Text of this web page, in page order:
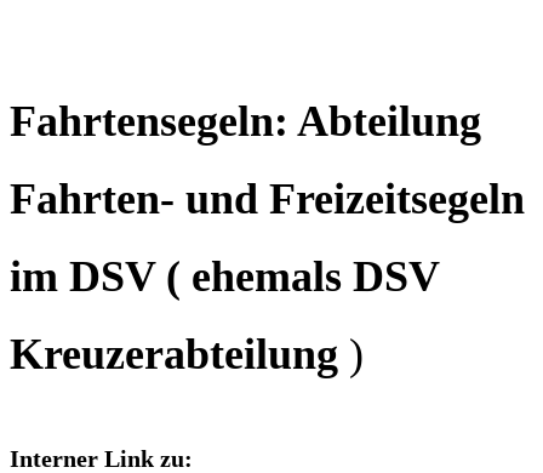
Fahrtensegeln: Abteilung
Fahrten- und Freizeitsegeln
im DSV( ehemals DSV
Kreuzerabteilung )
Interner Link zu: